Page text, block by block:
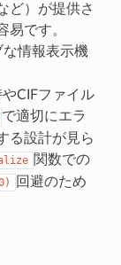
ど）が提供さ
易です。
情報表示機
CIFファイル
で適切にエラ
る設計が見ら
関数での
回避のため